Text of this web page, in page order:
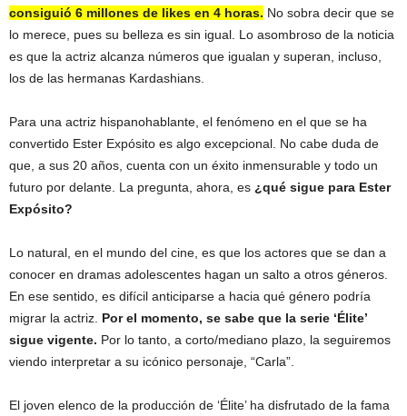
consiguió 6 millones de likes en 4 horas. No sobra decir que se
lo merece, pues su belleza es sin igual. Lo asombroso de la noticia
es que la actriz alcanza números que igualan y superan, incluso,
los de las hermanas Kardashians.
Para una actriz hispanohablante, el fenómeno en el que se ha
convertido Ester Expósito es algo excepcional. No cabe duda de
que, a sus 20 años, cuenta con un éxito inmensurable y todo un
futuro por delante. La pregunta, ahora, es ¿qué sigue para Ester
Expósito?
Lo natural, en el mundo del cine, es que los actores que se dan a
conocer en dramas adolescentes hagan un salto a otros géneros.
En ese sentido, es difícil anticiparse a hacia qué género podría
migrar la actriz. Por el momento, se sabe que la serie ‘Élite’
sigue vigente. Por lo tanto, a corto/mediano plazo, la seguiremos
viendo interpretar a su icónico personaje, “Carla”.
El joven elenco de la producción de ‘Élite’ ha disfrutado de la fama